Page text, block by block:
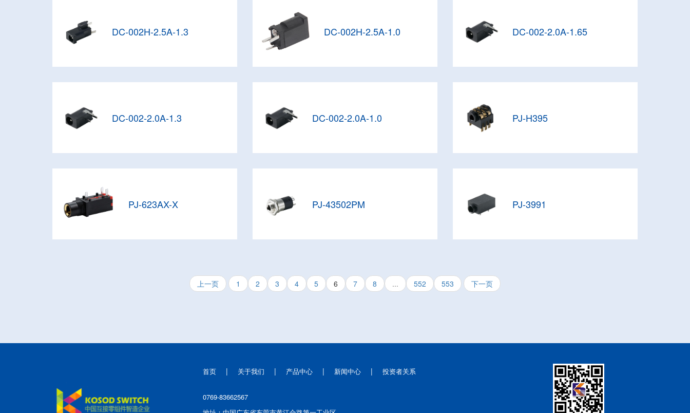
DC-002H-2.5A-1.3 DC-002H-2.5A-1.0 DC-002-2.0A-1.65
DC-002-2.0A-1.3 DC-002-2.0A-1.0 PJ-H395
PJ-623AX-X PJ-43502PM PJ-3991
上一页 1 2 3 4 5 6 7 8 ... 552 553 下一页
首页 | 关于我们 | 产品中心 | 新闻中心 | 投资者关系
0769-83662567